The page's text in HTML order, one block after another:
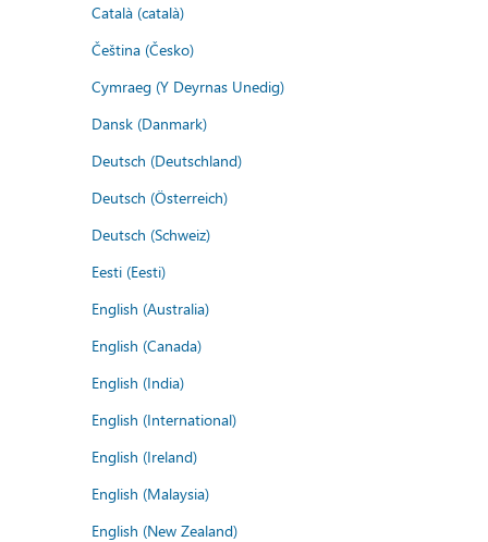
Català (català)
Čeština (Česko)
Cymraeg (Y Deyrnas Unedig)
Dansk (Danmark)
Deutsch (Deutschland)
Deutsch (Österreich)
Deutsch (Schweiz)
Eesti (Eesti)
English (Australia)
English (Canada)
English (India)
English (International)
English (Ireland)
English (Malaysia)
English (New Zealand)